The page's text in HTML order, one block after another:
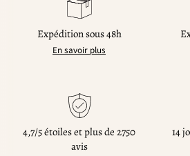
Expédition sous 48h
En savoir plus
4,7/5 étoiles et plus de 2750
avis
14